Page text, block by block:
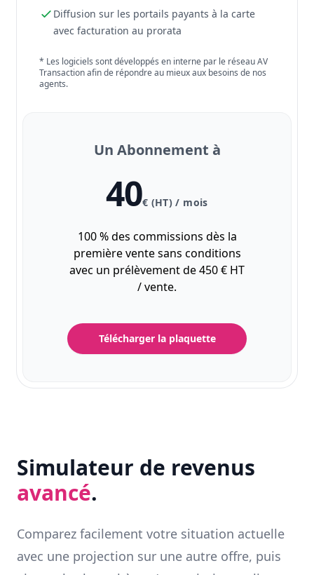
Diffusion sur les portails payants à la carte
avec facturation au prorata
* Les logiciels sont développés en interne par le réseau AV
Transaction afin de répondre au mieux aux besoins de nos
agents.
Un Abonnement à
40€ (HT) / mois
100 % des commissions dès la
première vente sans conditions
avec un prélèvement de 450 € HT
/ vente.
Télécharger la plaquette
Simulateur de revenus
avancé.
Comparez facilement votre situation actuelle
avec une projection sur une autre offre, puis